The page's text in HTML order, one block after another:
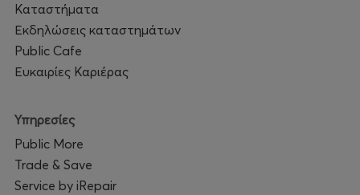
Καταστήματα
Εκδηλώσεις καταστημάτων
Public Cafe
Ευκαιρίες Καριέρας
Υπηρεσίες
Public More
Trade & Save
Service by iRepair